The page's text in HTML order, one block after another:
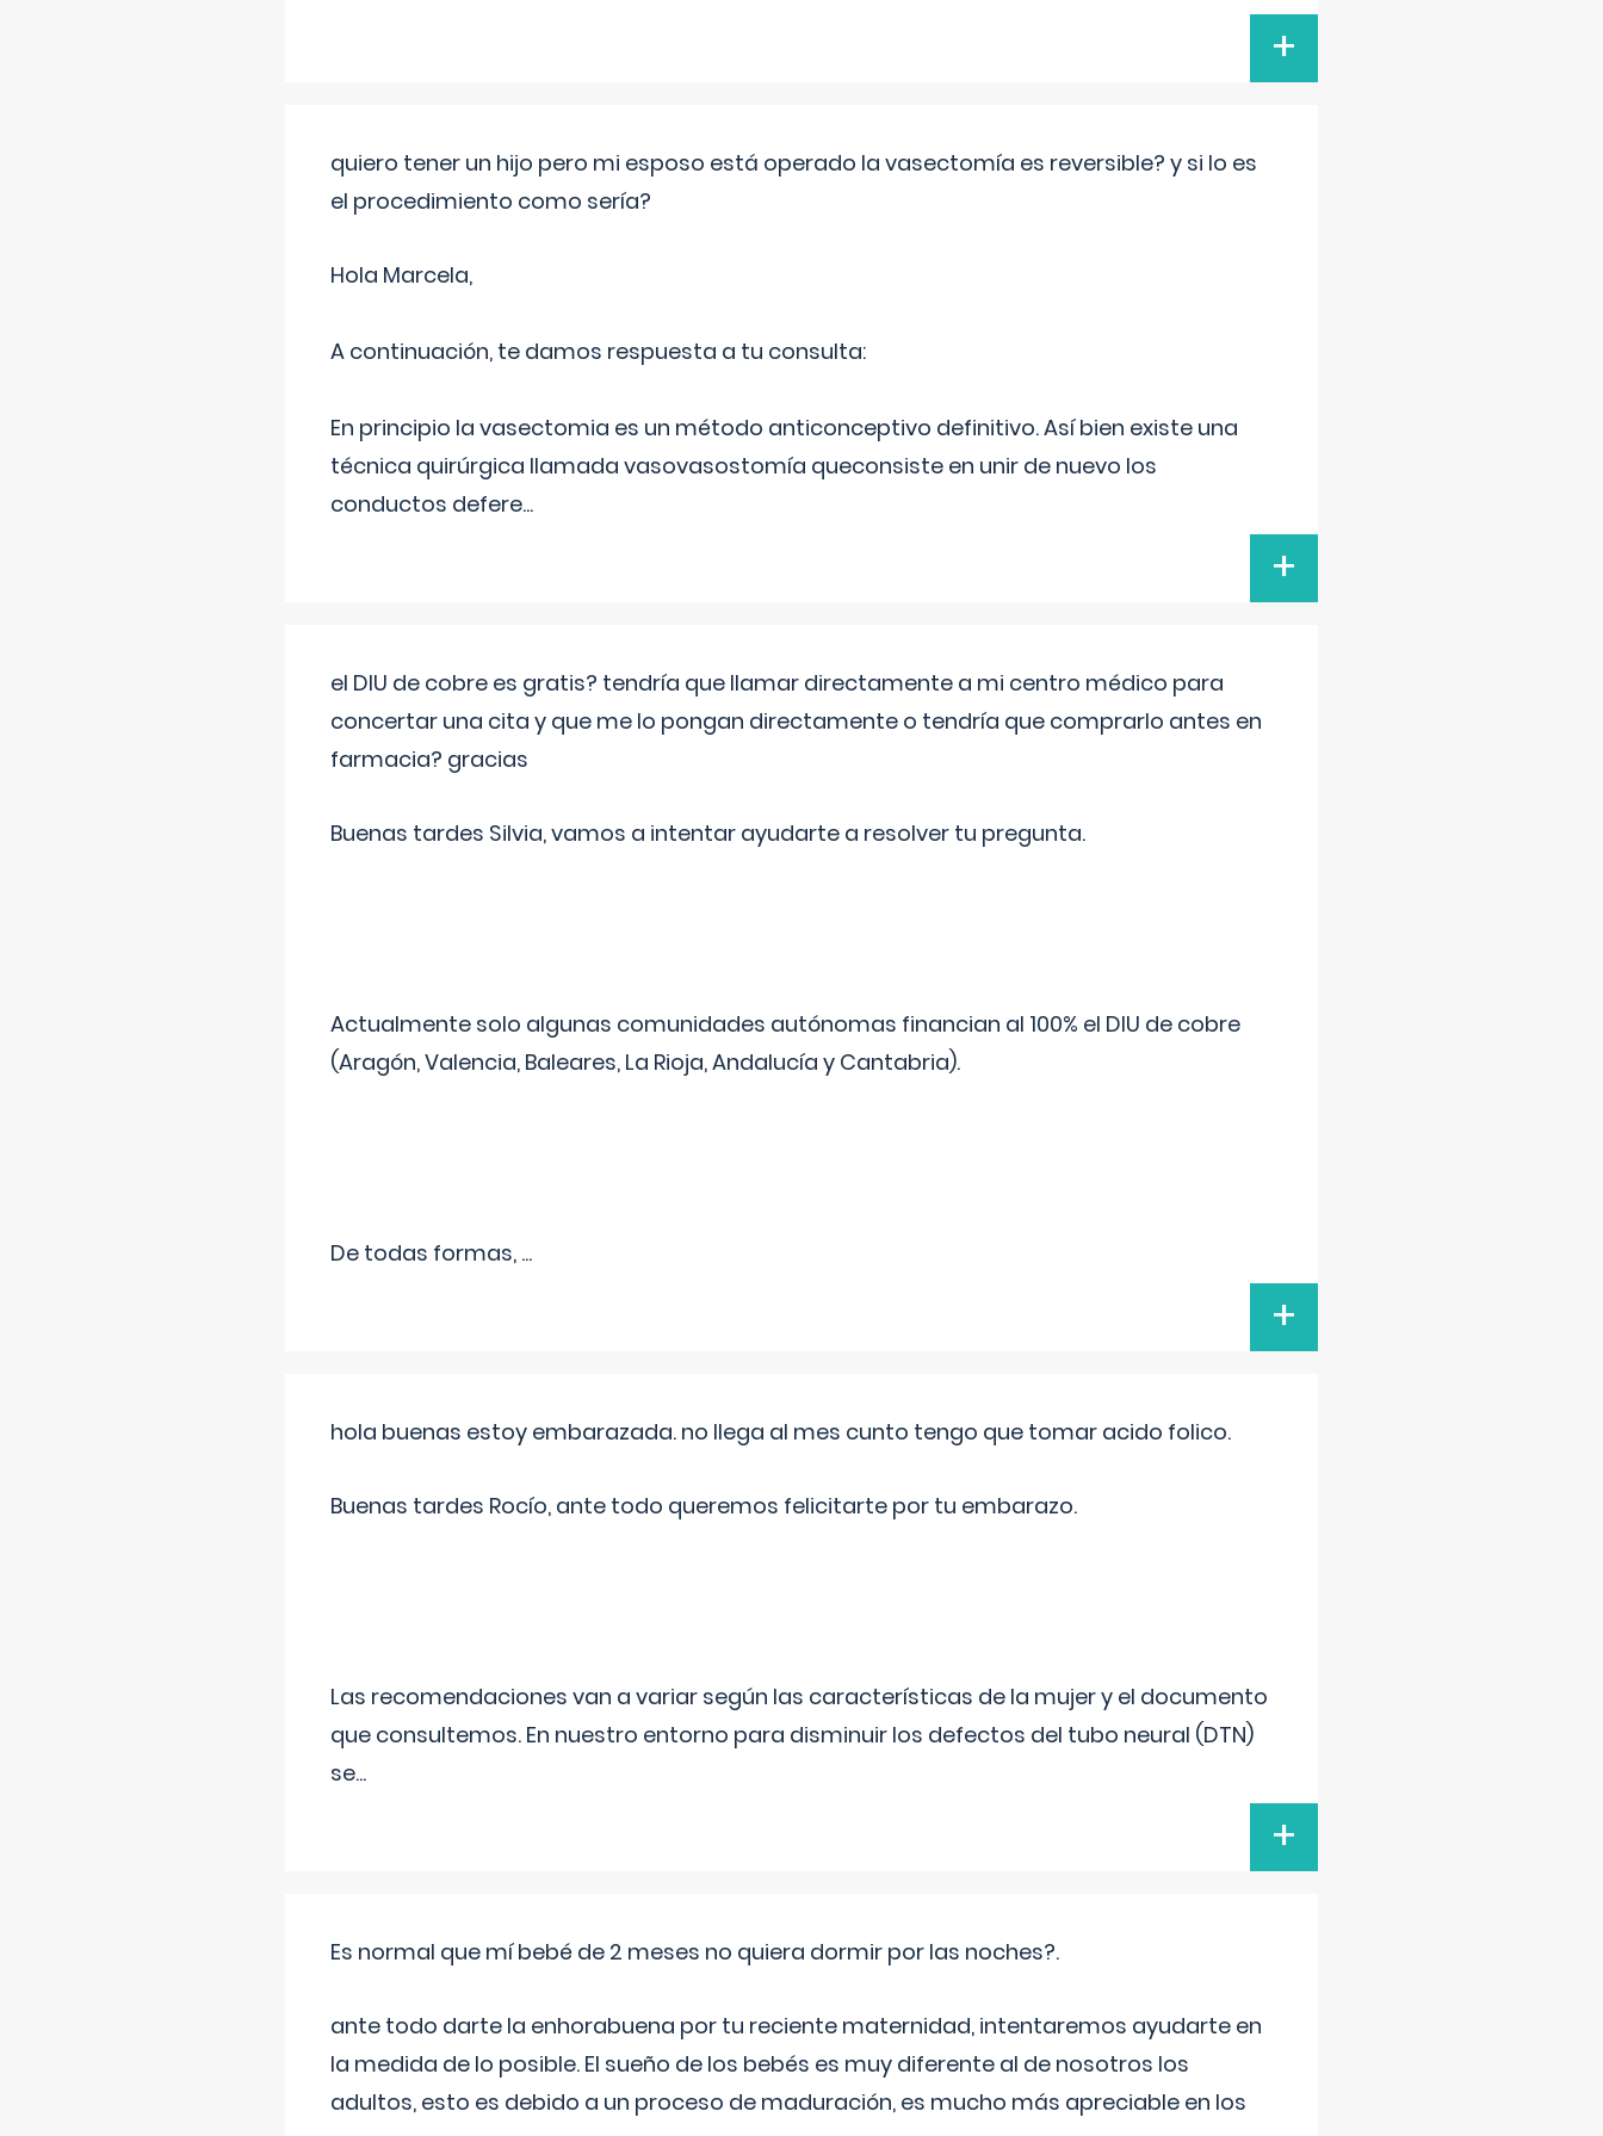
+
quiero tener un hijo pero mi esposo está operado la vasectomía es reversible? y si lo es
el procedimiento como sería?
Hola Marcela,
A continuación, te damos respuesta a tu consulta:
En principio la vasectomia es un método anticonceptivo definitivo. Así bien existe una
técnica quirúrgica llamada vasovasostomía queconsiste en unir de nuevo los
conductos defere...
+
el DIU de cobre es gratis? tendría que llamar directamente a mi centro médico para
concertar una cita y que me lo pongan directamente o tendría que comprarlo antes en
farmacia? gracias
Buenas tardes Silvia, vamos a intentar ayudarte a resolver tu pregunta.
Actualmente solo algunas comunidades autónomas financian al 100% el DIU de cobre
(Aragón, Valencia, Baleares, La Rioja, Andalucía y Cantabria).
De todas formas, ...
+
hola buenas estoy embarazada. no llega al mes cunto tengo que tomar acido folico.
Buenas tardes Rocío, ante todo queremos felicitarte por tu embarazo.
Las recomendaciones van a variar según las características de la mujer y el documento
que consultemos. En nuestro entorno para disminuir los defectos del tubo neural (DTN)
se...
+
Es normal que mí bebé de 2 meses no quiera dormir por las noches?.
ante todo darte la enhorabuena por tu reciente maternidad, intentaremos ayudarte en
la medida de lo posible. El sueño de los bebés es muy diferente al de nosotros los
adultos, esto es debido a un proceso de maduración, es mucho más apreciable en los